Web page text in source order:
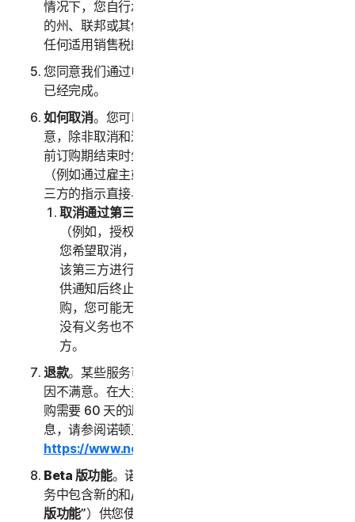
情况下，您自行承担可能与您购买服务相关的任何适用
的州、联邦或其他税费。我们还保留收取您购买服务的
任何适用销售税的权利。
您同意我们通过电子邮件向您发送确认单时，您的交易
已经完成。
如何取消。您可以随时取消或终止您的订购，但请注
意，除非取消和退款政策中另有规定，此类取消将在当
前订购期结束时生效。如果您是通过第三方购买服务
（例如通过雇主或其他第三方注册），则必须按照该第
三方的指示直接与该第三方终止服务。
取消通过第三方进行的订购。
（例如，授权经销商或您的雇主）购买订购，并且
您希望取消，则您必须按照该第三方的指示直接与
该第三方进行终止。我们只会在该第三方向我们提
供通知后终止您的订购。如果您是通过第三方订
购，您可能无权获得我们对任何费用的退款；我们
没有义务也不会将您支付的任何费用退还给第三
方。
退款。某些服务可能会提供退款保证，以防您因任何原
因不满意。在大多数情况下，直接向我们购买的年度订
购需要 60 天的退款期限。有关获得服务退款的详细信
息，请参阅诺顿卫复客的取消和退款政策 (
https://www.norton.com/return-policy
Beta 版功能。诺顿卫复客可能会经自行决定不时在服
务中包含新的和/或更新的 Beta 版功能（以下称“
版功能”）供您使用，并且允许您提供反馈。您使用